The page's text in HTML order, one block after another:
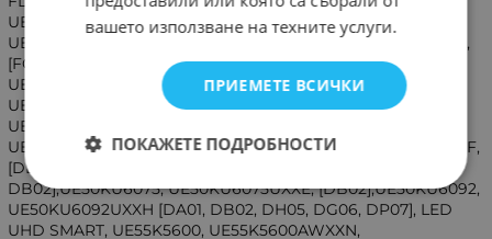
UE49K6300AWXXN, UE49K6300AKXZT, UE49KU6470,
UE49KU6470UXXU, [BA01],UE49KU6500, UE49KU6500UXZG,
[FC02], UE49KU6650, UE49KU6650SXXN, [FC02],
UE49KS8000, UE49KS8000LXXN, [FA01], UE50KU6000,
UE50KU6000UXRU, UE50KU6000KXSF, UE50KU6000KXXU,
UE50KU6000KXXC, UE50KU6000WXXH, UE50KU6020,
UE50KU6020WXXH, [DA01], UE50KU6070, UE50KU6070UXZF,
[DB02], UE50KU6072, UE50KU6072UXXH, [DH05,
DB02],UE50KU6075, UE50KU6075UXXE, [DB02],UE50KU6092,
UE50KU6092UXXH [DA01, DB02, DH05, DG06, DP07], LED
UHD SMART, UE55K5600, UE55K5600AWXXN,
вашето използване на техните услуги.
ПРИЕМЕТЕ ВСИЧКИ
ПОКАЖЕТЕ ПОДРОБНОСТИ